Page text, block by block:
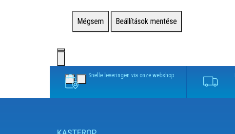
Mégsem Beállítások mentése
Snelle leveringen via onze webshop